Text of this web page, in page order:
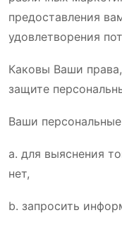
предоставления
удовлетворения
Каковы Ваши
защите
Ваши
a. для выяснения
нет,
b. запросить